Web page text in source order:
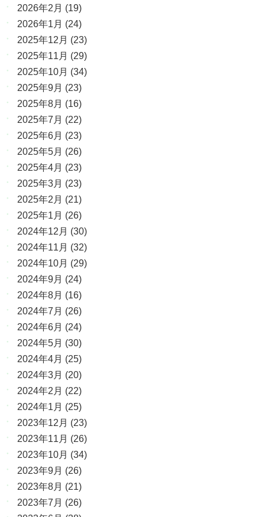
2026年2月 (19)
2026年1月 (24)
2025年12月 (23)
2025年11月 (29)
2025年10月 (34)
2025年9月 (23)
2025年8月 (16)
2025年7月 (22)
2025年6月 (23)
2025年5月 (26)
2025年4月 (23)
2025年3月 (23)
2025年2月 (21)
2025年1月 (26)
2024年12月 (30)
2024年11月 (32)
2024年10月 (29)
2024年9月 (24)
2024年8月 (16)
2024年7月 (26)
2024年6月 (24)
2024年5月 (30)
2024年4月 (25)
2024年3月 (20)
2024年2月 (22)
2024年1月 (25)
2023年12月 (23)
2023年11月 (26)
2023年10月 (34)
2023年9月 (26)
2023年8月 (21)
2023年7月 (26)